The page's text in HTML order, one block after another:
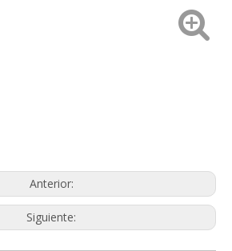
Anterior:
Siguiente: